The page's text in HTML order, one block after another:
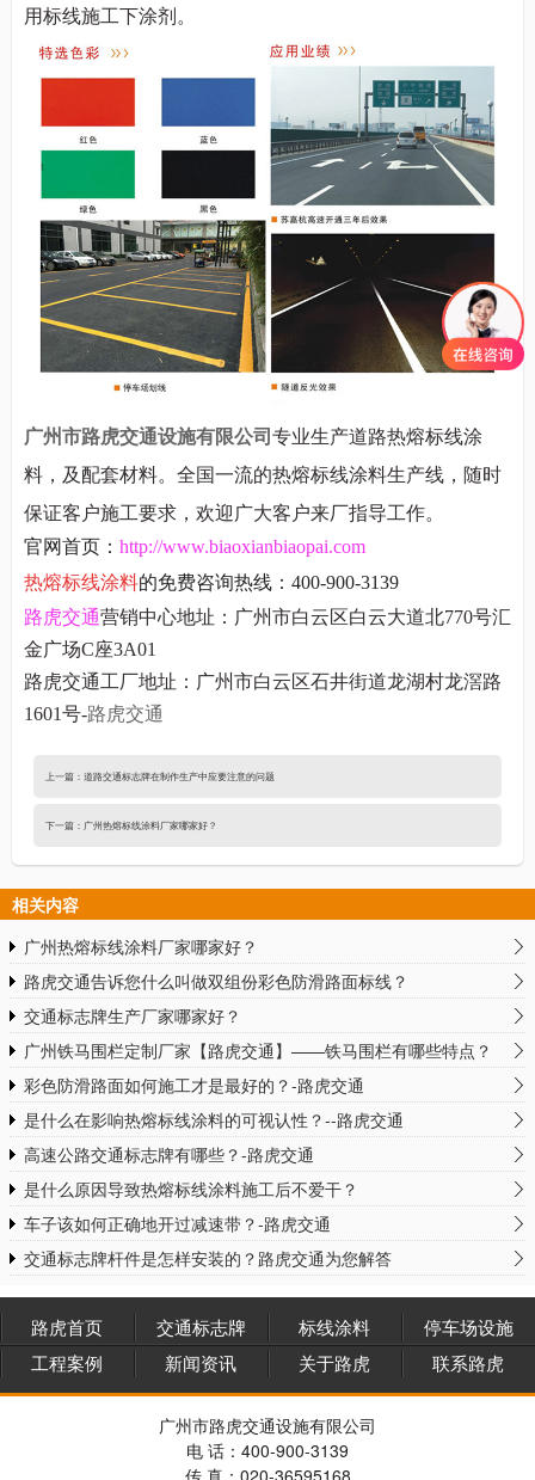
用标线施工下涂剂。
广州市路虎交通设施有限公司专业生产道路热熔标线涂
料，及配套材料。全国一流的热熔标线涂料生产线，随时
保证客户施工要求，欢迎广大客户来厂指导工作。
官网首页： http://www.biaoxianbiaopai.com
热熔标线涂料的免费咨询热线：400-900-3139
路虎交通营销中心地址：广州市白云区白云大道北770号汇
金广场C座3A01
路虎交通工厂地址：广州市白云区石井街道龙湖村龙滘路
1601号-路虎交通
上一篇： 道路交通标志牌在制作生产中应要注意的问题
下一篇： 广州热熔标线涂料厂家哪家好？
相关内容
广州热熔标线涂料厂家哪家好？
路虎交通告诉您什么叫做双组份彩色防滑路面标线？
交通标志牌生产厂家哪家好？
广州铁马围栏定制厂家【路虎交通】——铁马围栏有哪些特点？
彩色防滑路面如何施工才是最好的？-路虎交通
是什么在影响热熔标线涂料的可视认性？--路虎交通
高速公路交通标志牌有哪些？-路虎交通
是什么原因导致热熔标线涂料施工后不爱干？
车子该如何正确地开过减速带？-路虎交通
交通标志牌杆件是怎样安装的？路虎交通为您解答
路虎首页 交通标志牌 标线涂料
停车场设施
工程案例
新闻资讯 关于路虎 联系路虎
广州市路虎交通设施有限公司
电 话：400-900-3139
传 真：020-36595168